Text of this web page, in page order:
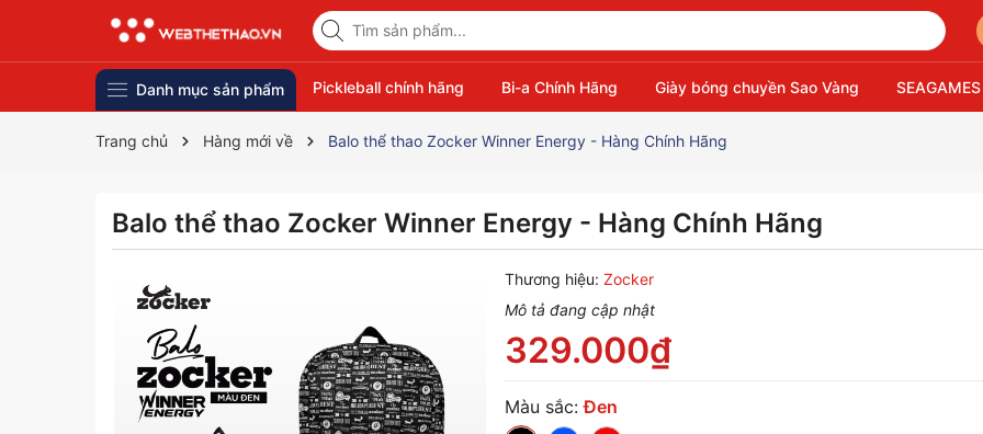
Danh mục sản phẩm Pickleball chính hãng Bi-a Chính Hãng Giày bóng chuyền Sao Vàng
Trang chủ Hàng mới về Balo thể thao Zocker Winner Energy - Hàng Chính Hãng
Balo thể thao Zocker Winner Energy - Hàng Chính Hãng
Thương hiệu: Zocker
Mô tả đang cập nhật
329.000₫
Màu sắc:Đen